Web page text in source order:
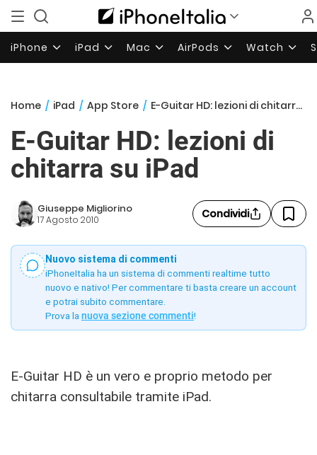
iPhone iPad Mac AirPods Watch
Home / iPad / App Store / E-Guitar HD: lezioni di chitarra su iPad
E-Guitar HD: lezioni di
chitarra su iPad
Giuseppe Migliorino
17 Agosto 2010 Condividi
Nuovo sistema di commenti
iPhoneItalia ha un sistema di commenti realtime tutto
nuovo e nativo! Per commentare ti basta creare un account
e potrai subito commentare.
Prova la nuova sezione commenti!
E-Guitar HD è un vero e proprio metodo per
chitarra consultabile tramite iPad.